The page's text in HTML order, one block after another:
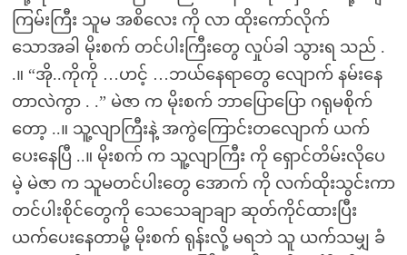
ကြမ်းကြီး သူမ အစိလေး ကို လာ ထိုးကော်လိုက်
သောအခါ မိုးစက် တင်ပါးကြီးတွေ လှုပ်ခါ သွားရ သည် .
.။ “အို..ကိုကို …ဟင့် …ဘယ်နေရာတွေ လျောက် နမ်းနေ
တာလဲကွာ . .” မဲဇာ က မိုးစက် ဘာပြောပြော ဂရုမစိုက်
တော့ ..။ သူ့လျာကြီးနဲ့ အကွဲကြောင်းတလျောက် ယက်
ပေးနေပြီ ..။ မိုးစက် က သူ့လျာကြီး ကို ရှောင်တိမ်းလိုပေ
မဲ့ မဲဇာ က သူမတင်ပါးတွေ အောက် ကို လက်ထိုးသွင်းကာ
တင်ပါးစိုင်တွေကို သေသေချာချာ ဆုတ်ကိုင်ထားပြီး
ယက်ပေးနေတာမို့ မိုးစက် ရုန်းလို့ မရဘဲ သူ ယက်သမျှ ခံ